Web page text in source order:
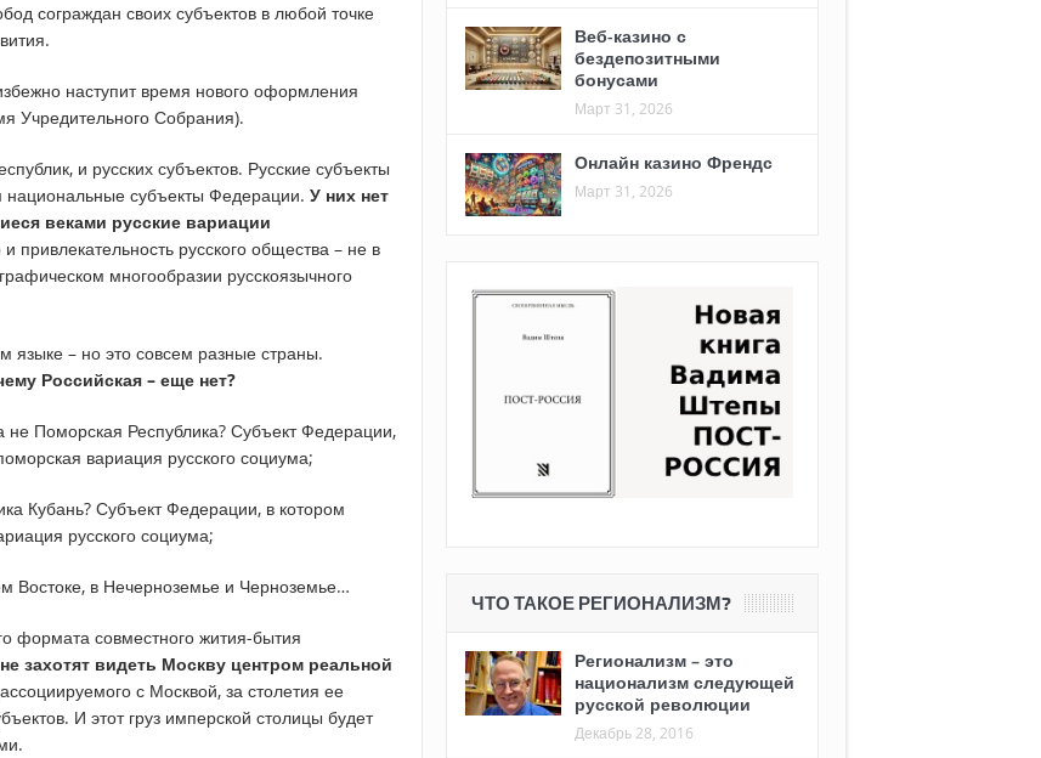
сограждан своих субъектов в любой точке
наступит время нового оформления
Учредительного Собрания).
и русских субъектов. Русские субъекты
субъекты Федерации. У них нет
веками русские вариации
привлекательность русского общества – не в
многообразии русскоязычного
языке – но это совсем разные страны.
Российская – еще нет?
не Поморская Республика? Субъект Федерации,
вариация русского социума;
Кубань? Субъект Федерации, в котором
русского социума;
Востоке, в Нечерноземье и Черноземье…
формата совместного жития-бытия
захотят видеть Москву центром реальной
с Москвой, за столетия ее
И этот груз имперской столицы будет
Веб-казино с
бездепозитными
бонусами
Март 31, 2026
Онлайн казино Френдс
Март 31, 2026
ЧТО ТАКОЕ РЕГИОНАЛИЗМ?
Регионализм – это
национализм следующей
русской революции
Декабрь 28, 2016